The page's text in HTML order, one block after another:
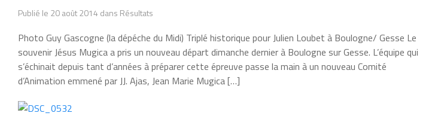
Publié le 20 août 2014 dans Résultats
Photo Guy Gascogne (la dépéche du Midi) Triplé historique pour Julien Loubet à Boulogne/ Gesse Le
souvenir Jésus Mugica a pris un nouveau départ dimanche dernier à Boulogne sur Gesse. L’équipe qui
s’échinait depuis tant d’années à préparer cette épreuve passe la main à un nouveau Comité
d’Animation emmené par JJ. Ajas, Jean Marie Mugica […]